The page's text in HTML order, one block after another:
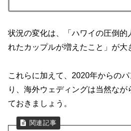
状況の変化は、「ハワイの圧倒的
れたカップルが増えたこと」が大
これらに加えて、2020年からの
り、海外ウェディングは当然なが
ておきましょう。